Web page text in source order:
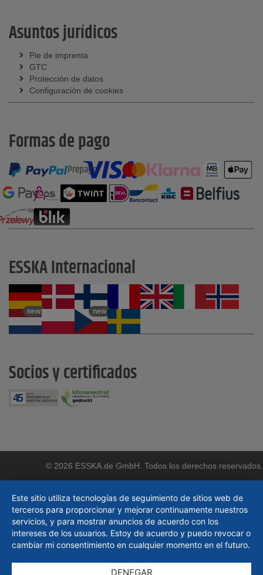
Asuntos jurídicos
Pie de imprenta
GTC
Protección de datos
Configuración de cookies
Formas de pago
Prepago
ESSKA Internacional
new new
Socios y certificados
© 2026 ESSKA.de GmbH. Todos los derechos reservados.
Este sitio utiliza tecnologías de seguimiento de sitios web de
terceros para proporcionar y mejorar continuamente nuestros
servicios, y para mostrar anuncios de acuerdo con los
intereses de los usuarios. Estoy de acuerdo y puedo revocar o
cambiar mi consentimiento en cualquier momento en el futuro.
DENEGAR